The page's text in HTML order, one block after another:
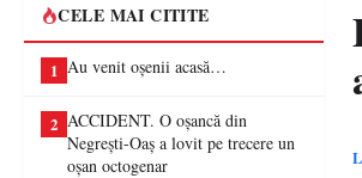
CELE MAI CITITE
1 Au venit oșenii acasă…
2 ACCIDENT. O oșancă din
Negrești-Oaș a lovit pe trecere un
oșan octogenar